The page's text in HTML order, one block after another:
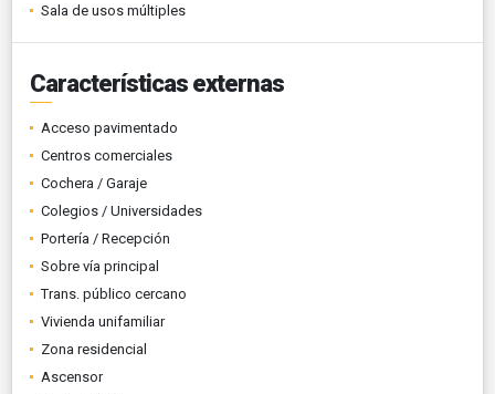
Sala de usos múltiples
Características externas
Acceso pavimentado
Centros comerciales
Cochera / Garaje
Colegios / Universidades
Portería / Recepción
Sobre vía principal
Trans. público cercano
Vivienda unifamiliar
Zona residencial
Ascensor